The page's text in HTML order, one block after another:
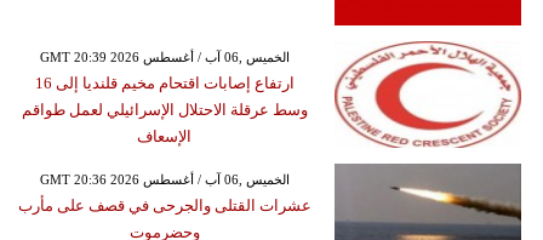
GMT 20:39 2026 الخميس ,06 آب / أغسطس
ارتفاع إصابات اقتحام مخيم قلنديا إلى 16
وسط عرقلة الاحتلال الإسرائيلي لعمل طواقم
الإسعاف
GMT 20:36 2026 الخميس ,06 آب / أغسطس
عشرات القتلى والجرحى في قصف على مأرب
وحضرموت